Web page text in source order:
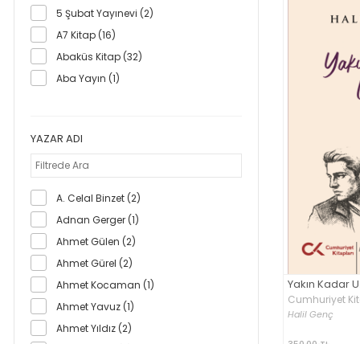
5 Şubat Yayınevi (2)
A7 Kitap (16)
Abaküs Kitap (32)
Aba Yayın (1)
Abra Kitap (1)
Absam Sağlık Araştırma Merkezi (1)
Açılım Kitap (12)
YAZAR ADI
A. Celal Binzet (2)
Adnan Gerger (1)
Ahmet Gülen (2)
Ahmet Gürel (2)
Ahmet Kocaman (1)
Ahmet Yavuz (1)
Ahmet Yıldız (2)
Yakın Kadar
Cumhuriyet
Halil Genç